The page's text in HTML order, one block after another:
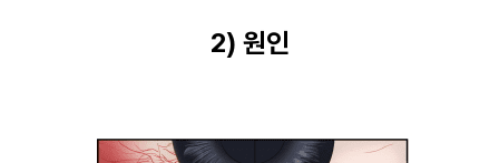
2) 원인